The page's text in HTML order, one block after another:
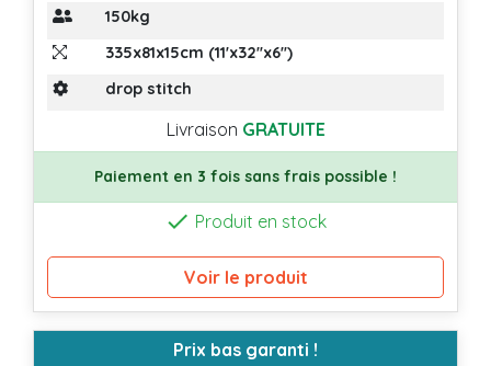
150kg
335x81x15cm (11'x32''x6'')
drop stitch
Livraison GRATUITE
Paiement en 3 fois sans frais possible !
 Produit en stock
Voir le produit
Prix bas garanti !